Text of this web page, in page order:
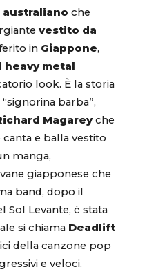
che
vestito da
in Giappone,
heavy metal
look. È la storia
barba”,
Magareyche
e balla vestito
manga,
giapponese che
band, dopo il
Sol Levante, è stata
si chiama Deadlift
della canzone pop
e veloci.